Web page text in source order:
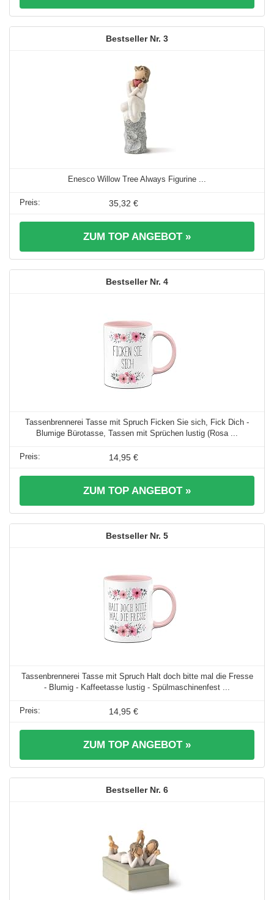
3
Enesco Willow Tree Always Figurine ...
35,32 €
ZUM TOP ANGEBOT »
4
Tassenbrennerei Tasse mit Spruch Ficken Sie sich, Fick Dich -
Blumige Bürotasse, Tassen mit Sprüchen lustig (Rosa ...
14,95 €
ZUM TOP ANGEBOT »
5
Tassenbrennerei Tasse mit Spruch Halt doch bitte mal die Fresse
- Blumig - Kaffeetasse lustig - Spülmaschinenfest ...
14,95 €
ZUM TOP ANGEBOT »
6